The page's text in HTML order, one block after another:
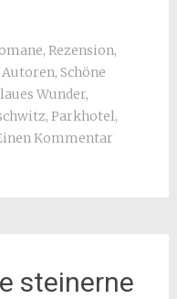
, Rezension,
Autoren, Schöne
Wunder,
, Parkhotel,
Kommentar
steinerne